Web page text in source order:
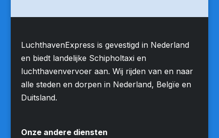
LuchthavenExpress is gevestigd in Nederland
en biedt landelijke Schipholtaxi en
luchthavenvervoer aan. Wij rijden van en naar
alle steden en dorpen in Nederland, Belgïe en
Duitsland.
Onze andere diensten